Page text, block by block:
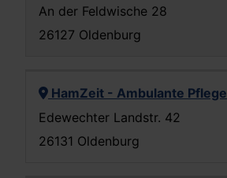
An der Feldwische 28
26127 Oldenburg
HamZeit - Ambulante Pflege
Edewechter Landstr. 42
26131 Oldenburg